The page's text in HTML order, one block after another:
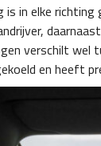
is in elke
verschilt wel
en heeft